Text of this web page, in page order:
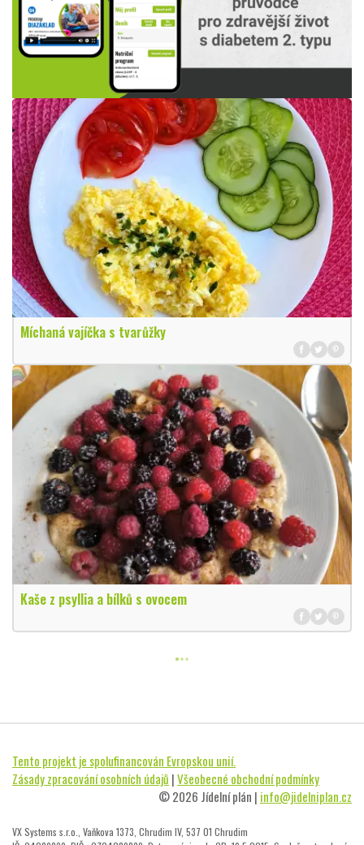
Míchaná vajíčka s tvarůžky
Kaše z psyllia a bílků s ovocem
Tento projekt je spolufinancován Evropskou unií.
Zásady zpracování osobních údajů |Všeobecné obchodní podmínky
© 2026 Jídelní plán | info@jidelniplan.cz
VX Systems s.r.o., Vaňkova 1373, Chrudim IV, 537 01 Chrudim